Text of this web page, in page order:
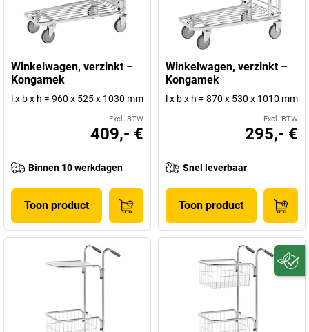
Winkelwagen, verzinkt –
Kongamek
l x b x h = 960 x 525 x 1030 mm
Excl. BTW
409,- €
Binnen 10 werkdagen
Toon product
Winkelwagen, verzinkt –
Kongamek
l x b x h = 870 x 530 x 1010 mm
Excl. BTW
295,- €
Snel leverbaar
Toon product